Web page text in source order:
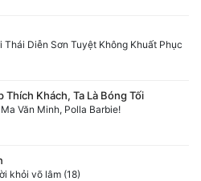
Diễn Sơn Tuyệt Không Khuất Phục
Thích Khách, Ta Là Bóng Tối
Văn Minh, Polla Barbie!
khỏi võ lâm (18)